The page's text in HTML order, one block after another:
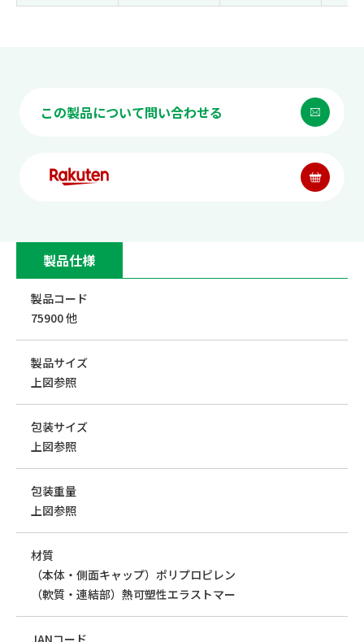
製品仕様
製品コード
75900 他
製品サイズ
上図参照
包装サイズ
上図参照
包装重量
上図参照
材質
（本体・側面キャップ）ポリプロピレン
（軟質・連結部）熱可塑性エラストマー
この製品について問い合わせる